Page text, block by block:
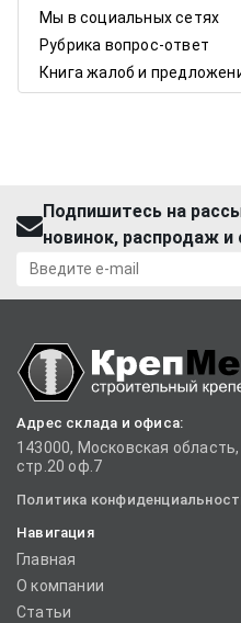
Мы в социальных сетях
Рубрика вопрос-ответ
Книга жалоб и
Подпишитесь на
новинок, распродаж и
Адрес склада и офиса:
143000, Московская
стр.20 оф.7
Политика
Навигация
Главная
О компании
Статьи